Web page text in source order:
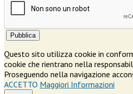
Pubblica
Questo sito utilizza cookie in
cookie che rientrano nella
Proseguendo nella navigazione
ACCETTO Maggiori Informazioni